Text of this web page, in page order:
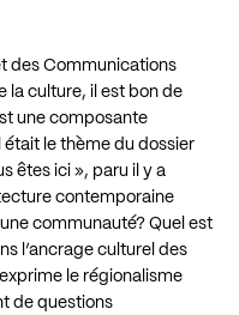
des Communications
la culture, il est bon de
une composante
était le thème du dossier
êtes ici », paru il y a
contemporaine
communauté? Quel est
l’ancrage culturel des
le régionalisme
de questions